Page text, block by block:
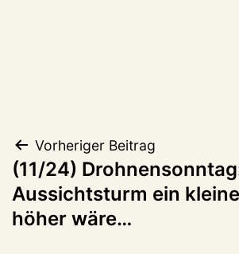
Vorheriger Beitrag
(11/24)
Aussichtsturm ein
höher wäre…